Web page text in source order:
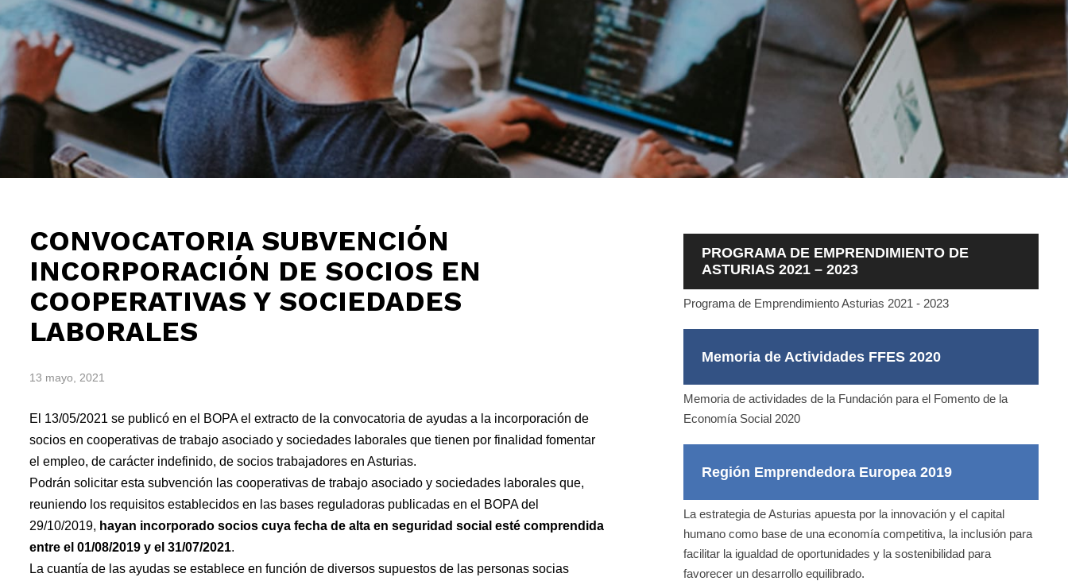
CONVOCATORIA SUBVENCIÓN
INCORPORACIÓN DE SOCIOS EN
COOPERATIVAS Y SOCIEDADES
LABORALES
13 mayo, 2021
El 13/05/2021 se publicó en el BOPA el extracto de la convocatoria de ayudas a la incorporación de
socios en cooperativas de trabajo asociado y sociedades laborales que tienen por finalidad fomentar
el empleo, de carácter indefinido, de socios trabajadores en Asturias.
Podrán solicitar esta subvención las cooperativas de trabajo asociado y sociedades laborales que,
reuniendo los requisitos establecidos en las bases reguladoras publicadas en el BOPA del
29/10/2019, hayan incorporado socios cuya fecha de alta en seguridad social esté comprendida
entre el 01/08/2019 y el 31/07/2021.
La cuantía de las ayudas se establece en función de diversos supuestos de las personas socias
PROGRAMA DE EMPRENDIMIENTO DE
ASTURIAS 2021 – 2023
Programa de Emprendimiento Asturias 2021 - 2023
Memoria de Actividades FFES 2020
Memoria de actividades de la Fundación para el Fomento de la
Economía Social 2020
Región Emprendedora Europea 2019
La estrategia de Asturias apuesta por la innovación y el capital
humano como base de una economía competitiva, la inclusión para
facilitar la igualdad de oportunidades y la sostenibilidad para
favorecer un desarrollo equilibrado.